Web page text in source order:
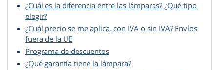
¿Cuál es la diferencia entre las lámparas? ¿Qué tipo
elegir?
¿Cuál precio se me aplica, con IVA o sin IVA? Envíos
fuera de la UE
Programa de descuentos
¿Qué garantía tiene la lámpara?